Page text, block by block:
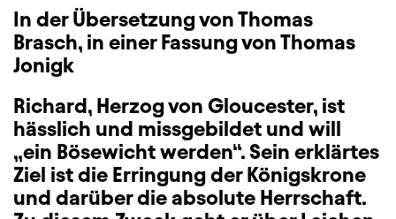
In der Übersetzung von Thomas
Brasch, in einer Fassung von Thomas
Jonigk
Richard, Herzog von Gloucester, ist
hässlich und missgebildet und will
„ein Bösewicht werden“. Sein erklärtes
Ziel ist die Erringung der Königskrone
und darüber die absolute Herrschaft.